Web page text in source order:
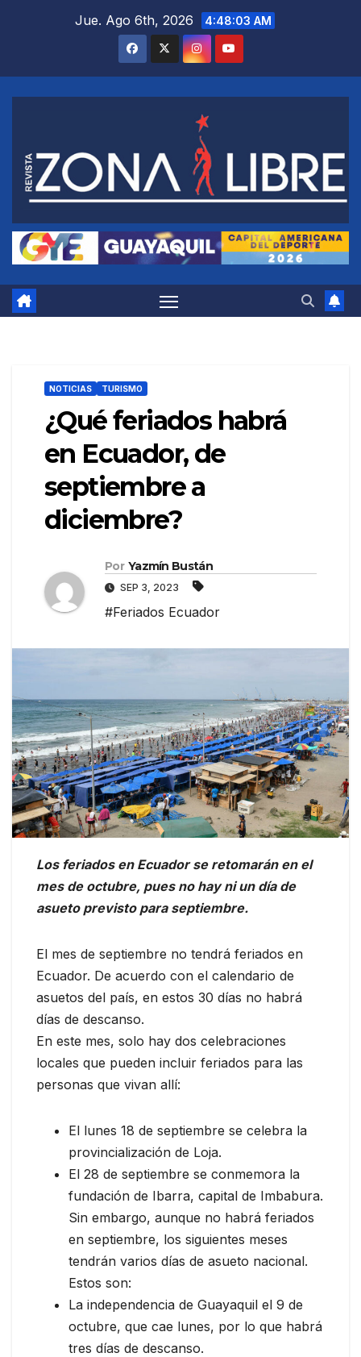
Jue. Ago 6th, 2026 4:48:04 AM
NOTICIAS TURISMO
¿Qué feriados habrá
en Ecuador, de
septiembre a
diciembre?
Por Yazmín Bustán
SEP 3, 2023
#Feriados Ecuador
Los feriados en Ecuador se retomarán en el
mes de octubre, pues no hay ni un día de
asueto previsto para septiembre.
El mes de septiembre no tendrá feriados en
Ecuador. De acuerdo con el calendario de
asuetos del país, en estos 30 días no habrá
días de descanso.
En este mes, solo hay dos celebraciones
locales que pueden incluir feriados para las
personas que vivan allí:
El lunes 18 de septiembre se celebra la
provincialización de Loja.
El 28 de septiembre se conmemora la
fundación de Ibarra, capital de Imbabura.
Sin embargo, aunque no habrá feriados
en septiembre, los siguientes meses
tendrán varios días de asueto nacional.
Estos son:
La independencia de Guayaquil el 9 de
octubre, que cae lunes, por lo que habrá
tres días de descanso.